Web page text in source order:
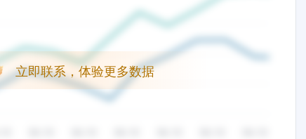
立即联系，体验更多数据